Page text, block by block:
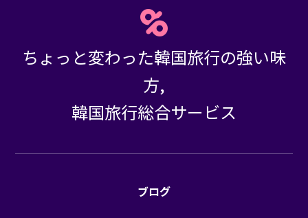
ちょっと変わった韓国旅行の強い味
方,
韓国旅行総合サービス
ブログ